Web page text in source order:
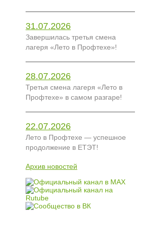
31.07.2026
Завершилась третья смена
лагеря «Лето в Профтехе»!
28.07.2026
Третья смена лагеря «Лето в
Профтехе» в самом разгаре!
22.07.2026
Лето в Профтехе — успешное
продолжение в ЕТЭТ!
Архив новостей